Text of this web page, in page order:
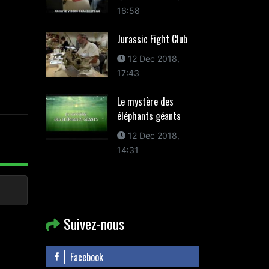
16:58
Jurassic Fight Club
12 Dec 2018,
17:43
Le mystère des
éléphants géants
12 Dec 2018,
14:31
Suivez-nous
Facebook